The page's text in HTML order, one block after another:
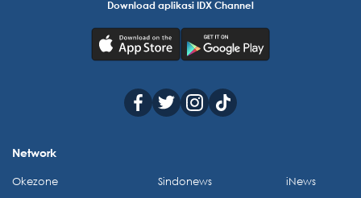
Download aplikasi IDX Channel
Network
Okezone
Sindonews
iNews